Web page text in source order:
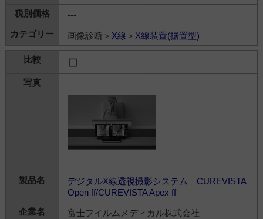
---
画像診断＞ X線 ＞ X線装置(据置型)
デジタルX線透視撮影システム CUREVISTA
Open ff/CUREVISTA Apex ff
富士フイルムメディカル株式会社